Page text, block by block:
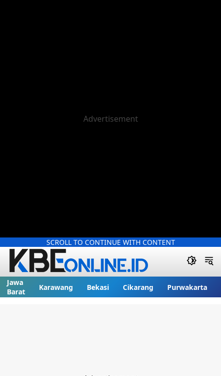
SCROLL TO CONTINUE WITH CONTENT
Jawa
Barat
Karawang Bekasi Cikarang Purwakarta